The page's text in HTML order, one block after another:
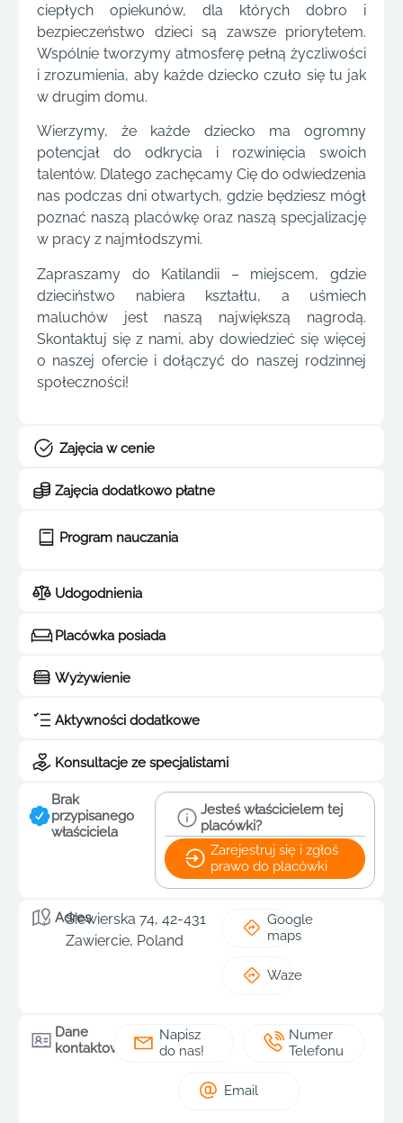
ciepłych opiekunów, dla których dobro i
bezpieczeństwo dzieci są zawsze priorytetem.
Wspólnie tworzymy atmosferę pełną życzliwości
i zrozumienia, aby każde dziecko czuło się tu jak
w drugim domu.
Wierzymy, że każde dziecko ma ogromny
potencjał do odkrycia i rozwinięcia swoich
talentów. Dlatego zachęcamy Cię do odwiedzenia
nas podczas dni otwartych, gdzie będziesz mógł
poznać naszą placówkę oraz naszą specjalizację
w pracy z najmłodszymi.
Zapraszamy do Katilandii – miejscem, gdzie
dzieciństwo nabiera kształtu, a uśmiech
maluchów jest naszą największą nagrodą.
Skontaktuj się z nami, aby dowiedzieć się więcej
o naszej ofercie i dołączyć do naszej rodzinnej
społeczności!
Zajęcia w cenie
Zajęcia dodatkowo płatne
Program nauczania
Udogodnienia
Placówka posiada
Wyżywienie
Aktywności dodatkowe
Konsultacje ze specjalistami
Brak
przypisanego
właściciela
Jesteś właścicielem tej
placówki?
Zarejestruj się i zgłoś
prawo do placówki
Adres
Siewierska 74, 42-431
Zawiercie, Poland
Google
maps
Waze
Dane
kontaktowe
Napisz
do nas!
Numer
Telefonu
Email